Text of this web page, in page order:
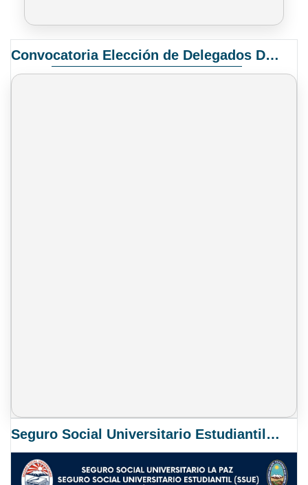
Convocatoria Elección de Delegados Docentes para el XIV Congreso Nacional de Universidades
Seguro Social Universitario Estudiantil SSUE